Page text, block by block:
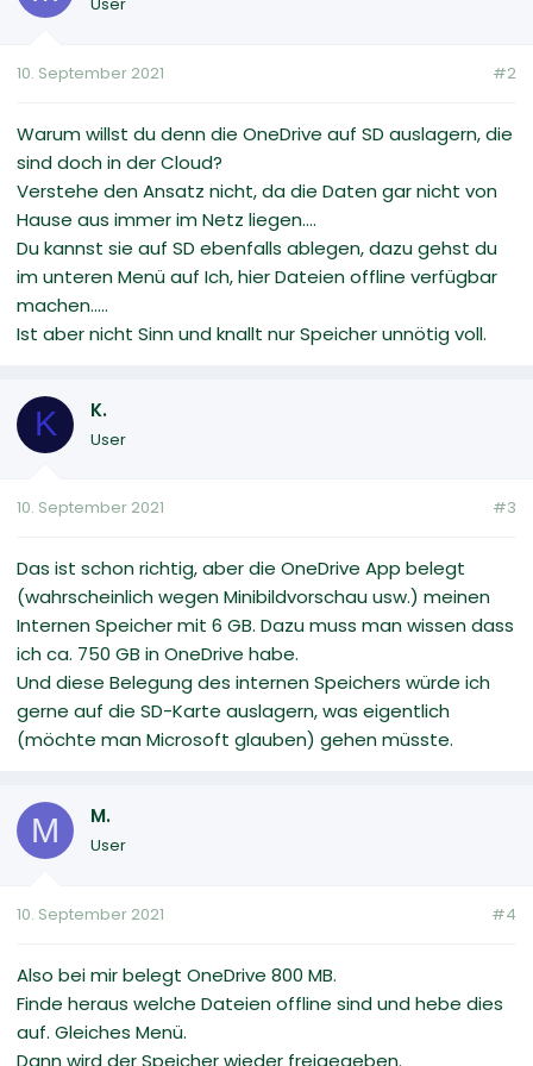
10. September 2021 #2
Warum willst du denn die OneDrive auf SD auslagern, die
sind doch in der Cloud?
Verstehe den Ansatz nicht, da die Daten gar nicht von
Hause aus immer im Netz liegen....
Du kannst sie auf SD ebenfalls ablegen, dazu gehst du
im unteren Menü auf Ich, hier Dateien offline verfügbar
machen.....
Ist aber nicht Sinn und knallt nur Speicher unnötig voll.
K K.
User
10. September 2021 #3
Das ist schon richtig, aber die OneDrive App belegt
(wahrscheinlich wegen Minibildvorschau usw.) meinen
Internen Speicher mit 6 GB. Dazu muss man wissen dass
ich ca. 750 GB in OneDrive habe.
Und diese Belegung des internen Speichers würde ich
gerne auf die SD-Karte auslagern, was eigentlich
(möchte man Microsoft glauben) gehen müsste.
M M.
User
10. September 2021 #4
Also bei mir belegt OneDrive 800 MB.
Finde heraus welche Dateien offline sind und hebe dies
auf. Gleiches Menü.
Dann wird der Speicher wieder freigegeben.